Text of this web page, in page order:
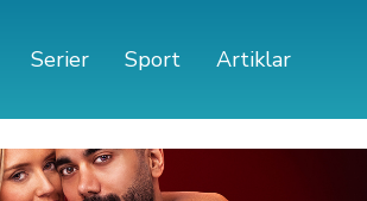
Serier Sport Artiklar